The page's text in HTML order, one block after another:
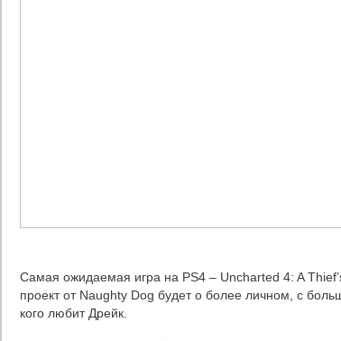
Самая ожидаемая игра на PS4 – Uncharted 4: A
проект от Naughty Dog будет о более личном, с
кого любит Дрейк.